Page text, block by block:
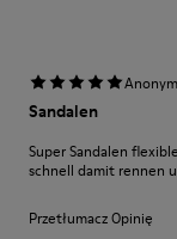
Sandalen
Super Sandalen
schnell damit rennen
Przetłumacz Opinię